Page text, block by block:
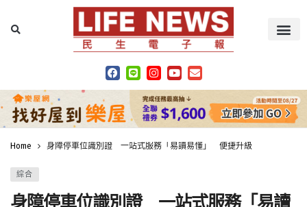
Home 身障停車位識別證 一站式服務「易讀易懂」 便捷升級
綜合
身障停車位識別證 一站式服務「易讀